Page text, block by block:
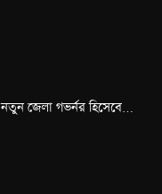
নতুন জেলা গভর্নর হিসেবে…